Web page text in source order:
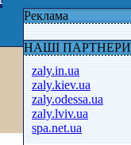
Реклама
НАШІ ПАРТНЕРИ
zaly.in.ua
zaly.kiev.ua
zaly.odessa.ua
zaly.lviv.ua
spa.net.ua